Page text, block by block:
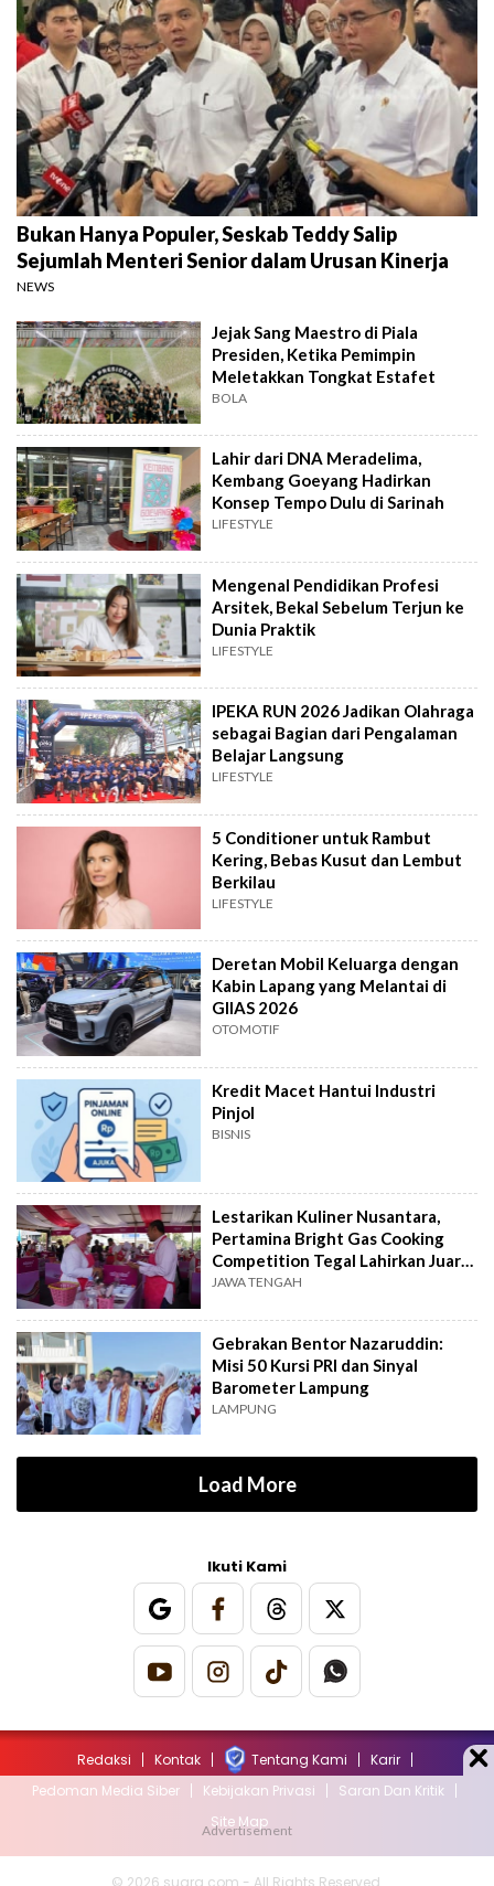
Bukan Hanya Populer, Seskab Teddy Salip
Sejumlah Menteri Senior dalam Urusan Kinerja
NEWS
Jejak Sang Maestro di Piala
Presiden, Ketika Pemimpin
Meletakkan Tongkat Estafet
BOLA
Lahir dari DNA Meradelima,
Kembang Goeyang Hadirkan
Konsep Tempo Dulu di Sarinah
LIFESTYLE
Mengenal Pendidikan Profesi
Arsitek, Bekal Sebelum Terjun ke
Dunia Praktik
LIFESTYLE
IPEKA RUN 2026 Jadikan Olahraga
sebagai Bagian dari Pengalaman
Belajar Langsung
LIFESTYLE
5 Conditioner untuk Rambut
Kering, Bebas Kusut dan Lembut
Berkilau
LIFESTYLE
Deretan Mobil Keluarga dengan
Kabin Lapang yang Melantai di
GIIAS 2026
OTOMOTIF
Kredit Macet Hantui Industri
Pinjol
BISNIS
Lestarikan Kuliner Nusantara,
Pertamina Bright Gas Cooking
Competition Tegal Lahirkan Juara
Baru
JAWA TENGAH
Gebrakan Bentor Nazaruddin:
Misi 50 Kursi PRI dan Sinyal
Barometer Lampung
LAMPUNG
Load More
Ikuti Kami
Redaksi Kontak Tentang Kami
Karir
Pedoman Media Siber
Kebijakan Privasi
Saran Dan Kritik
Site Map